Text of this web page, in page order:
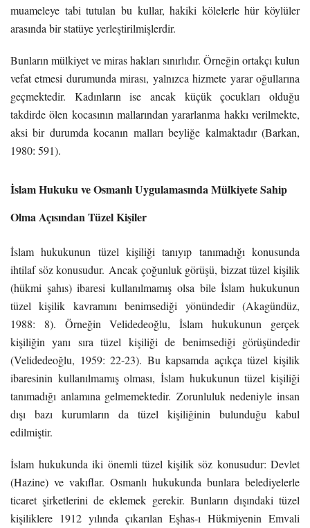
muameleye tabi tutulan bu kullar, hakiki kölelerle hür köylüler
arasında bir statüye yerleştirilmişlerdir.
Bunların mülkiyet ve miras hakları sınırlıdır. Örneğin ortakçı kulun
vefat etmesi durumunda mirası, yalnızca hizmete yarar oğullarına
geçmektedir. Kadınların ise ancak küçük çocukları olduğu
takdirde ölen kocasının mallarından yararlanma hakkı verilmekte,
aksi bir durumda kocanın malları beyliğe kalmaktadır (Barkan,
1980: 591).
İslam Hukuku ve Osmanlı Uygulamasında Mülkiyete Sahip
Olma Açısından Tüzel Kişiler
İslam hukukunun tüzel kişiliği tanıyıp tanımadığı konusunda
ihtilaf söz konusudur. Ancak çoğunluk görüşü, bizzat tüzel kişilik
(hükmi şahıs) ibaresi kullanılmamış olsa bile İslam hukukunun
tüzel kişilik kavramını benimsediği yönündedir (Akagündüz,
1988: 8). Örneğin Velidedeoğlu, İslam hukukunun gerçek
kişiliğin yanı sıra tüzel kişiliği de benimsediği görüşündedir
(Velidedeoğlu, 1959: 22-23). Bu kapsamda açıkça tüzel kişilik
ibaresinin kullanılmamış olması, İslam hukukunun tüzel kişiliği
tanımadığı anlamına gelmemektedir. Zorunluluk nedeniyle insan
dışı bazı kurumların da tüzel kişiliğinin bulunduğu kabul
edilmiştir.
İslam hukukunda iki önemli tüzel kişilik söz konusudur: Devlet
(Hazine) ve vakıflar. Osmanlı hukukunda bunlara belediyelerle
ticaret şirketlerini de eklemek gerekir. Bunların dışındaki tüzel
kişiliklere 1912 yılında çıkarılan Eşhas-ı Hükmiyenin Emvali